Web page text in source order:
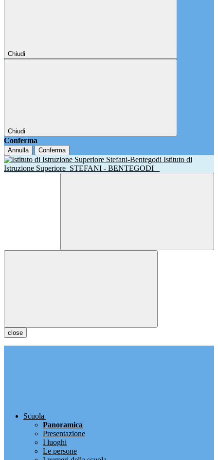
Chiudi
Chiudi
Conferma
Annulla Conferma
Istituto di
Istruzione Superiore STEFANI - BENTEGODI
close
Scuola
Panoramica
Presentazione
I luoghi
Le persone